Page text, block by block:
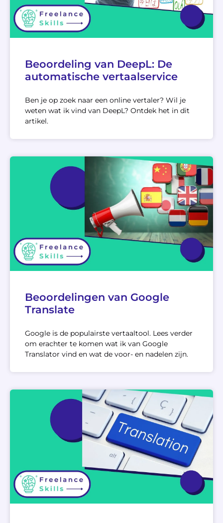
Beoordeling van DeepL: De
automatische vertaalservice
Ben je op zoek naar een online vertaler? Wil je
weten wat ik vind van DeepL? Ontdek het in dit
artikel.
Beoordelingen van Google
Translate
Google is de populairste vertaaltool. Lees verder
om erachter te komen wat ik van Google
Translator vind en wat de voor- en nadelen zijn.